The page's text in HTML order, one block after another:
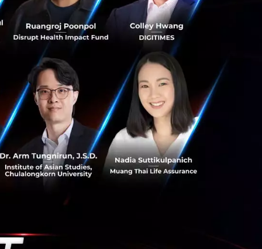
จะเป็นบวกต่อ
นื่องจากระดับ
าระหว่างกัน จะ
ที่ยังคงผ่อน
ให้ทิศทางการ